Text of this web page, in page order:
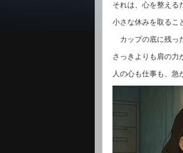
それは、心を整える
小さな休みを取るこ
カップの底に残っ
さっきよりも肩の力
人の心も仕事も、急